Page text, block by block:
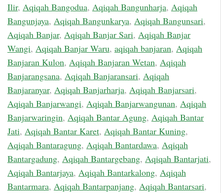
Ilir, Aqiqah Bangodua, Aqiqah Bangunharja, Aqiqah
Bangunjaya, Aqiqah Bangunkarya, Aqiqah Bangunsari,
Aqiqah Banjar, Aqiqah Banjar Sari, Aqiqah Banjar
Wangi, Aqiqah Banjar Waru, aqiqah banjaran, Aqiqah
Banjaran Kulon, Aqiqah Banjaran Wetan, Aqiqah
Banjarangsana, Aqiqah Banjaransari, Aqiqah
Banjaranyar, Aqiqah Banjarharja, Aqiqah Banjarsari,
Aqiqah Banjarwangi, Aqiqah Banjarwangunan, Aqiqah
Banjarwaringin, Aqiqah Bantar Agung, Aqiqah Bantar
Jati, Aqiqah Bantar Karet, Aqiqah Bantar Kuning,
Aqiqah Bantaragung, Aqiqah Bantardawa, Aqiqah
Bantargadung, Aqiqah Bantargebang, Aqiqah Bantarjati,
Aqiqah Bantarjaya, Aqiqah Bantarkalong, Aqiqah
Bantarmara, Aqiqah Bantarpanjang, Aqiqah Bantarsari,